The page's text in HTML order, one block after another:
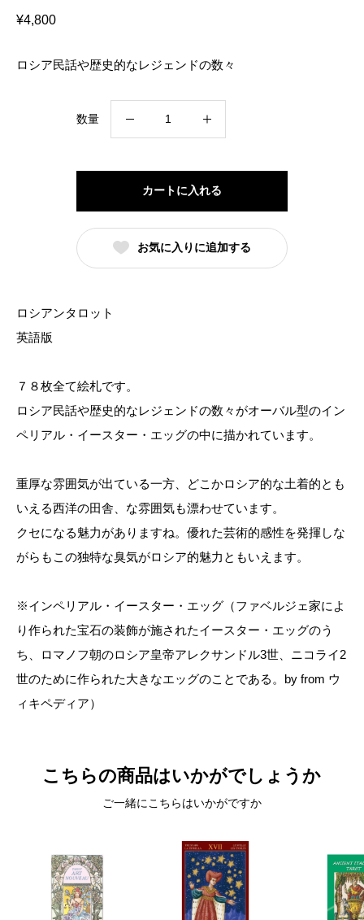
¥4,800
ロシア民話や歴史的なレジェンドの数々
数量
ロ
ッ
ト
個
カートに入れる
お気に入りに追加する
ロシアンタロット
英語版
７８枚全て絵札です。
ロシア民話や歴史的なレジェンドの数々がオーバル型のイン
ペリアル・イースター・エッグの中に描かれています。
重厚な雰囲気が出ている一方、どこかロシア的な土着的とも
いえる西洋の田舎、な雰囲気も漂わせています。
クセになる魅力がありますね。優れた芸術的感性を発揮しな
がらもこの独特な臭気がロシア的魅力ともいえます。
※インペリアル・イースター・エッグ（ファベルジェ家によ
り作られた宝石の装飾が施されたイースター・エッグのう
ち、ロマノフ朝のロシア皇帝アレクサンドル3世、ニコライ2
世のために作られた大きなエッグのことである。by from ウ
ィキペディア）
こちらの商品はいかがでしょうか
ご一緒にこちらはいかがですか